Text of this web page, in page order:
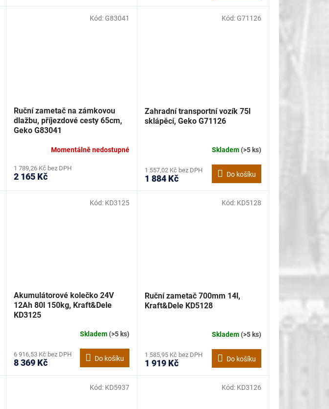
Ruční zametač na zámkovou
dlažbu, příjezdové cesty 65cm,
Geko G83041
Momentálně nedostupné
1 789,26 Kč bez DPH
2 165 Kč
Kód: G83041
Zahradní transportní vozík 75l
sklápěcí, Geko G71126
Skladem(>5 ks)
1 557,02 Kč bez DPH
1 884 Kč Do košíku
Kód: G71126
Akumulátorové kolečko 24V
12Ah 80l 150kg, Kraft&Dele
KD3125
Skladem(>5 ks)
6 916,53 Kč bez DPH
8 369 Kč Do košíku
Kód: KD3125
Ruční zametač 700mm 14l,
Kraft&Dele KD5128
Skladem(>5 ks)
1 585,95 Kč bez DPH
1 919 Kč Do košíku
Kód: KD5128
Kód: KD5937 Kód: KD3126